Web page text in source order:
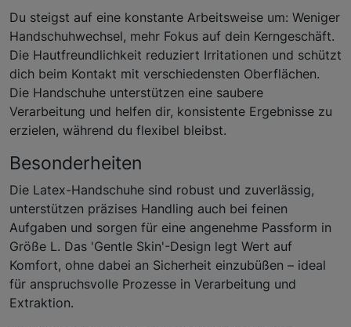
Du steigst auf eine konstante Arbeitsweise um: Weniger
Handschuhwechsel, mehr Fokus auf dein Kerngeschäft.
Die Hautfreundlichkeit reduziert Irritationen und schützt
dich beim Kontakt mit verschiedensten Oberflächen.
Die Handschuhe unterstützen eine saubere
Verarbeitung und helfen dir, konsistente Ergebnisse zu
erzielen, während du flexibel bleibst.
Besonderheiten
Die Latex-Handschuhe sind robust und zuverlässig,
unterstützen präzises Handling auch bei feinen
Aufgaben und sorgen für eine angenehme Passform in
Größe L. Das 'Gentle Skin'-Design legt Wert auf
Komfort, ohne dabei an Sicherheit einzubüßen – ideal
für anspruchsvolle Prozesse in Verarbeitung und
Extraktion.